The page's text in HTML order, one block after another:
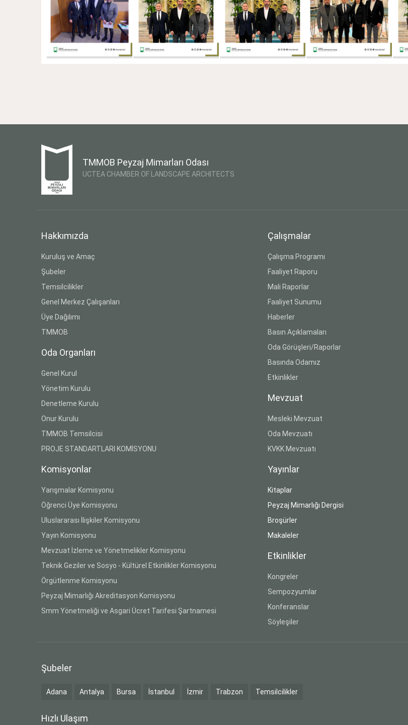
TMMOB Peyzaj Mimarları Odası
UCTEA CHAMBER OF LANDSCAPE ARCHITECTS
Hakkımızda
Kuruluş ve Amaç
Şubeler
Temsilcilikler
Genel Merkez Çalışanları
Üye Dağılımı
TMMOB
Oda Organları
Genel Kurul
Yönetim Kurulu
Denetleme Kurulu
Onur Kurulu
TMMOB Temsilcisi
PROJE STANDARTLARI KOMİSYONU
Komisyonlar
Yarışmalar Komisyonu
Öğrenci Üye Komisyonu
Uluslararası İlişkiler Komisyonu
Yayın Komisyonu
Mevzuat İzleme ve Yönetmelikler Komisyonu
Teknik Geziler ve Sosyo - Kültürel Etkinlikler Komisyonu
Örgütlenme Komisyonu
Peyzaj Mimarlığı Akreditasyon Komisyonu
Smm Yönetmeliği ve Asgari Ücret Tarifesi Şartnamesi
Çalışmalar
Çalışma Programı
Faaliyet Raporu
Mali Raporlar
Faaliyet Sunumu
Haberler
Basın Açıklamaları
Oda Görüşleri/Raporlar
Basında Odamız
Etkinlikler
Mevzuat
Mesleki Mevzuat
Oda Mevzuatı
KVKK Mevzuatı
Yayınlar
Kitaplar
Peyzaj Mimarlığı Dergisi
Broşürler
Makaleler
Etkinlikler
Kongreler
Sempozyumlar
Konferanslar
Söyleşiler
Şubeler
Adana Antalya Bursa İstanbul İzmir Trabzon Temsilcilikler
Hızlı Ulaşım